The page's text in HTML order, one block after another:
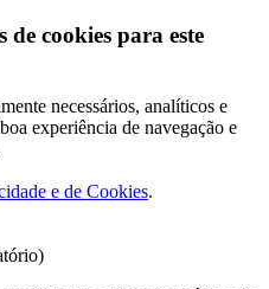
de cookies para este
necessários, analíticos e
experiência de navegação e
e de Cookies.